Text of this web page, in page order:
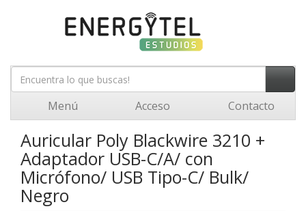
Menú Acceso Contacto
Auricular Poly Blackwire 3210 +
Adaptador USB-C/A/ con
Micrófono/ USB Tipo-C/ Bulk/
Negro